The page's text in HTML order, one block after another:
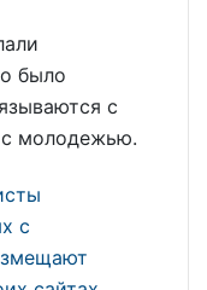
было
с
с молодежью.
с